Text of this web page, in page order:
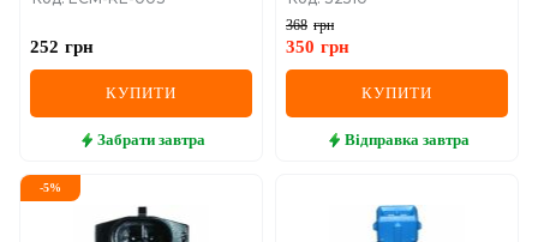
2.0 16V
252 грн
КУПИТИ
Забрати завтра
368 грн
350 грн
КУПИТИ
Відправка завтра
-5%